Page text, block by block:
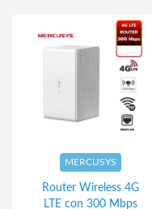
MERCUSYS
Router Wireless 4G
LTE con 300 Mbps